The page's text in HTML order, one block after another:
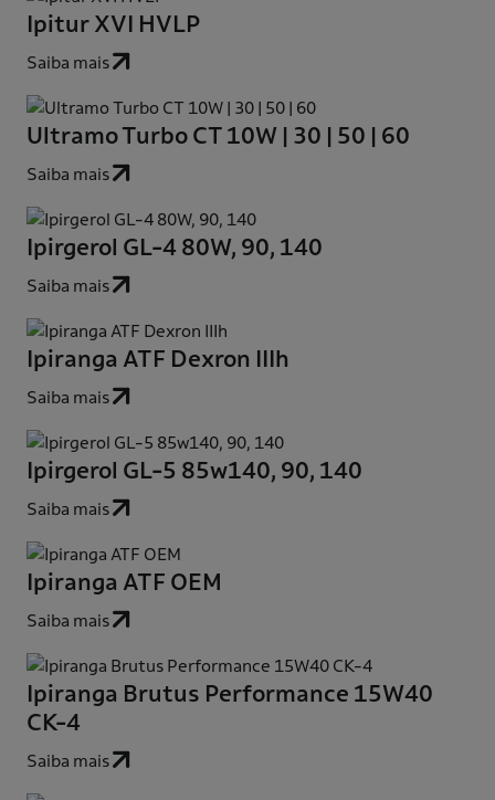
Ipitur XVI HVLP
Saiba mais
Ultramo Turbo CT 10W | 30 | 50 | 60
Saiba mais
Ipirgerol GL-4 80W, 90, 140
Saiba mais
Ipiranga ATF Dexron IIIh
Saiba mais
Ipirgerol GL-5 85w140, 90, 140
Saiba mais
Ipiranga ATF OEM
Saiba mais
Ipiranga Brutus Performance 15W40
CK-4
Saiba mais